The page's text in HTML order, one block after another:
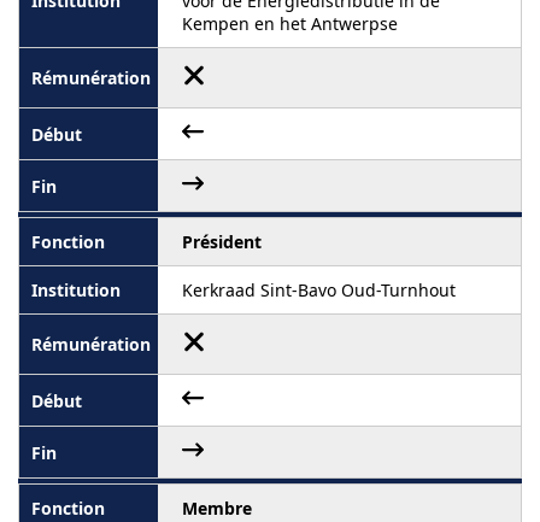
Kempen en het Antwerpse
Président
Kerkraad Sint-Bavo Oud-Turnhout
Membre